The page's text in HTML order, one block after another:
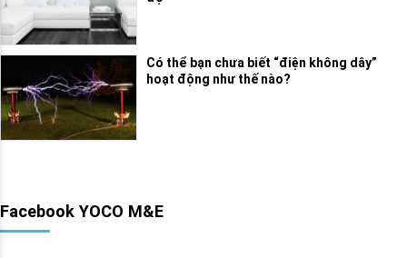
Có thể bạn chưa biết “điện không dây”
hoạt động như thế nào?
Facebook YOCO M&E